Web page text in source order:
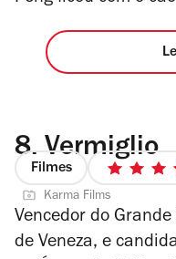
8. Vermiglio
Filmes
4/
Karma Films
Vencedor do
de Veneza, e